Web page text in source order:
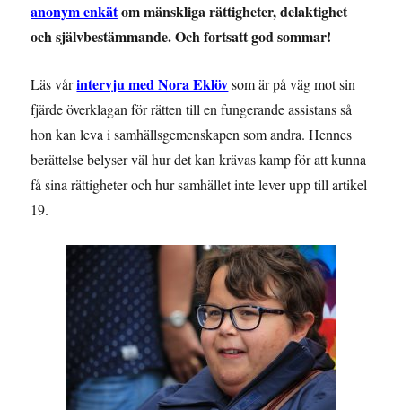
anonym enkätom mänskliga rättigheter, delaktighet
och självbestämmande. Och fortsatt god sommar!
Läs vårintervju med Nora Eklövsom är på väg mot sin
fjärde överklagan för rätten till en fungerande assistans så
hon kan leva i samhällsgemenskapen som andra. Hennes
berättelse belyser väl hur det kan krävas kamp för att kunna
få sina rättigheter och hur samhället inte lever upp till artikel
19.